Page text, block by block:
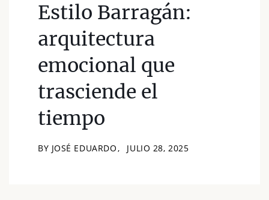
Estilo Barragán:
arquitectura
emocional que
trasciende el
tiempo
BY JOSÉ EDUARDO JULIO 28, 2025